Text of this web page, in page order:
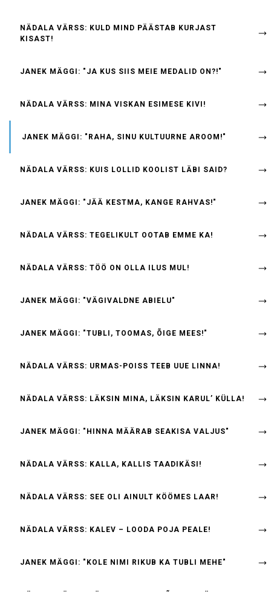
NÄDALA VÄRSS: KULD MIND PÄÄSTAB KURJAST
KISAST!
JANEK MÄGGI: "JA KUS SIIS MEIE MEDALID ON?!"
NÄDALA VÄRSS: MINA VISKAN ESIMESE KIVI!
JANEK MÄGGI: "RAHA, SINU KULTUURNE AROOM!"
NÄDALA VÄRSS: KUIS LOLLID KOOLIST LÄBI SAID?
JANEK MÄGGI: "JÄÄ KESTMA, KANGE RAHVAS!"
NÄDALA VÄRSS: TEGELIKULT OOTAB EMME KA!
NÄDALA VÄRSS: TÖÖ ON OLLA ILUS MUL!
JANEK MÄGGI: "VÄGIVALDNE ABIELU"
JANEK MÄGGI: "TUBLI, TOOMAS, ÕIGE MEES!"
NÄDALA VÄRSS: URMAS-POISS TEEB UUE LINNA!
NÄDALA VÄRSS: LÄKSIN MINA, LÄKSIN KARUL’ KÜLLA!
JANEK MÄGGI: "HINNA MÄÄRAB SEAKISA VALJUS"
NÄDALA VÄRSS: KALLA, KALLIS TAADIKÄSI!
NÄDALA VÄRSS: SEE OLI AINULT KÖÖMES LAAR!
NÄDALA VÄRSS: KALEV – LOODA POJA PEALE!
JANEK MÄGGI: "KOLE NIMI RIKUB KA TUBLI MEHE"